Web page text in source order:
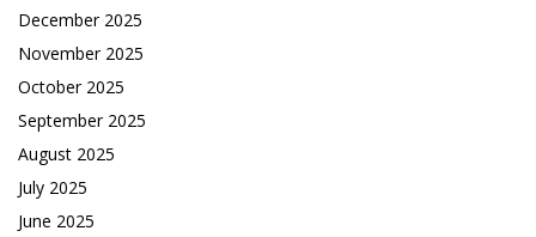
December 2025
November 2025
October 2025
September 2025
August 2025
July 2025
June 2025